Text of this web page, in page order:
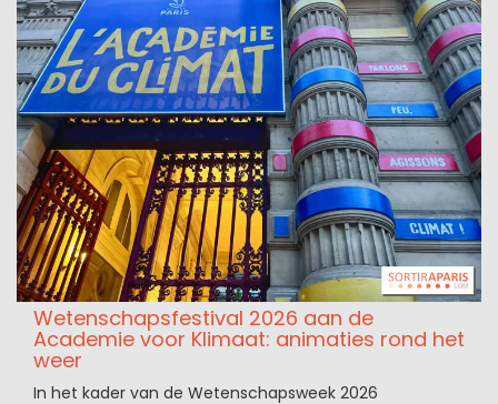
Wetenschapsfestival 2026 aan de
Academie voor Klimaat: animaties rond het
weer
In het kader van de Wetenschapsweek 2026